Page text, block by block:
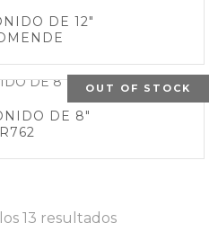
DE 12″
OUT OF STOCK
DE 8″
13 resultados